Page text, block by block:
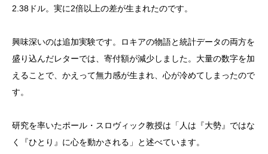
2.38ドル。実に2倍以上の差が生まれたのです。
興味深いのは追加実験です。ロキアの物語と統計データの両方を
盛り込んだレターでは、寄付額が減少しました。大量の数字を加
えることで、かえって無力感が生まれ、心が冷めてしまったので
す。
研究を率いたポール・スロヴィック教授は「人は『大勢』ではな
く『ひとり』に心を動かされる」と述べています。